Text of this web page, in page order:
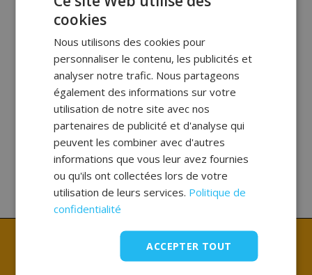
cookies
Nous utilisons des cookies pour
personnaliser le contenu, les publicités et
analyser notre trafic. Nous partageons
également des informations sur votre
utilisation de notre site avec nos
partenaires de publicité et d'analyse qui
peuvent les combiner avec d'autres
informations que vous leur avez fournies
ou qu'ils ont collectées lors de votre
utilisation de leurs services. Politique de
confidentialité
ACCEPTER TOUT